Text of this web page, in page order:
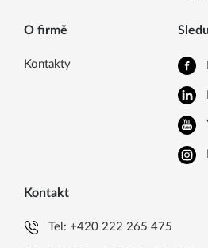
O firmě
Kontakty
Kontakt
Tel:+420 222 265 475